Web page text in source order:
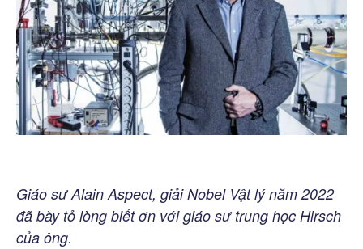
Giáo sư Alain Aspect, giải Nobel Vật lý năm 2022
đã bày tỏ lòng biết ơn với giáo sư trung học Hirsch
của ông.